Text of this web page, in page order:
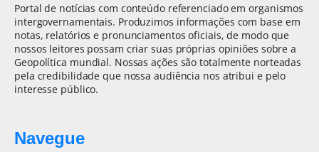
Portal de notícias com conteúdo referenciado em organismos
intergovernamentais. Produzimos informações com base em
notas, relatórios e pronunciamentos oficiais, de modo que
nossos leitores possam criar suas próprias opiniões sobre a
Geopolítica mundial. Nossas ações são totalmente norteadas
pela credibilidade que nossa audiência nos atribui e pelo
interesse público.
Navegue